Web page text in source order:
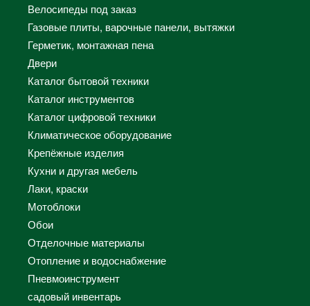
Велосипеды под заказ
Газовые плиты, варочные панели, вытяжки
Герметик, монтажная пена
Двери
Каталог бытовой техники
Каталог инструментов
Каталог цифровой техники
Климатическое оборудование
Крепёжные изделия
Кухни и другая мебель
Лаки, краски
Мотоблоки
Обои
Отделочные материалы
Отопление и водоснабжение
Пневмоинструмент
садовый инвентарь